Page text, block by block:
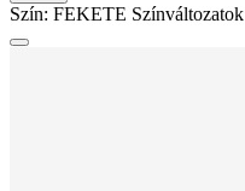
Szín: FEKETE Színváltozatok